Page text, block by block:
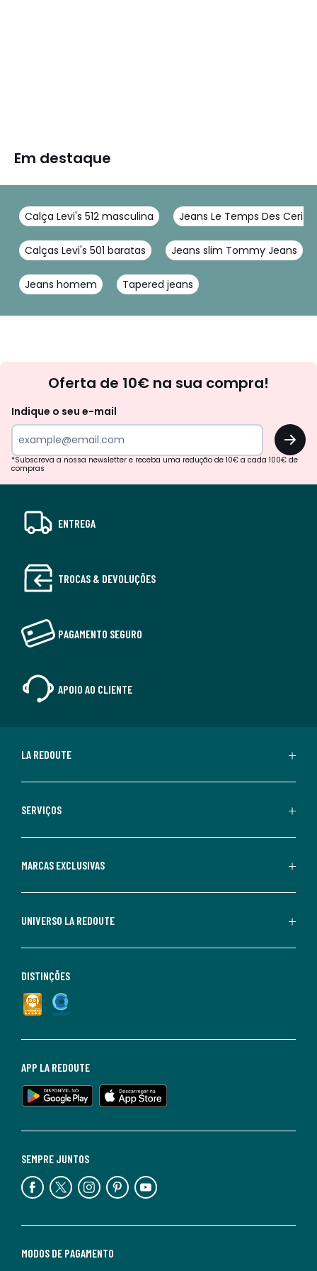
Em destaque
Calça Levi's 512 masculina Jeans Le Temps Des
Calças Levi's 501 baratas Jeans slim Tommy Jeans
Jeans homem Tapered jeans
Oferta de 10€ na sua compra!
Indique o seu e-mail
OK
*Subscreva a nossa newsletter e receba uma redução de 10€ a cada 100€ de
compras
ENTREGA
TROCAS & DEVOLUÇÕES
PAGAMENTO SEGURO
APOIO AO CLIENTE
LA REDOUTE
SERVIÇOS
MARCAS EXCLUSIVAS
UNIVERSO LA REDOUTE
MODOS DE PAGAMENTO
SEMPRE JUNTOS
APP LA REDOUTE
DISTINÇÕES